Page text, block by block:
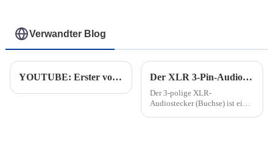
Verwandter Blog
YOUTUBE: Erster voller Container mit Audiokabel auf dem Weg von Thailand in die USA Der XLR 3-Pin-Audiostecker: Eine zuverlässige Lösung für symmetrische Audiosignale
Der 3-polige XLR-
Audiostecker (Buchse) ist ein